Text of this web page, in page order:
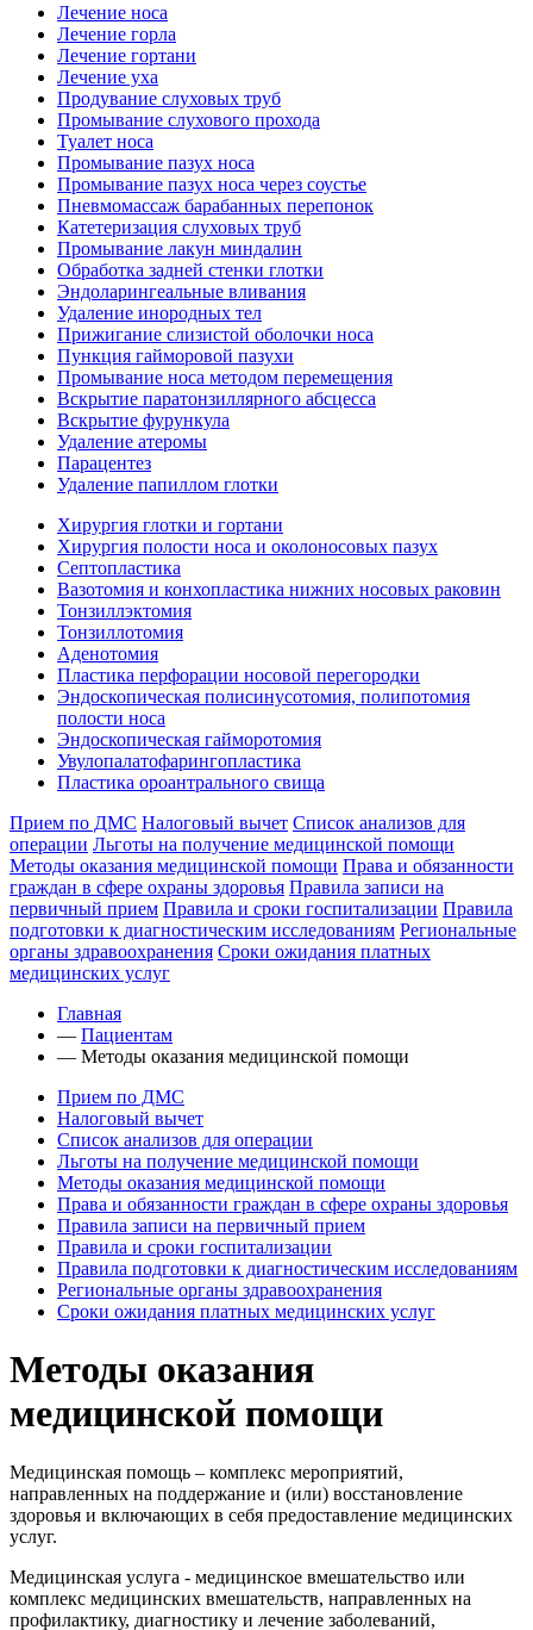
Лечение носа
Лечение горла
Лечение гортани
Лечение уха
Продувание слуховых труб
Промывание слухового прохода
Туалет носа
Промывание пазух носа
Промывание пазух носа через соустье
Пневмомассаж барабанных перепонок
Катетеризация слуховых труб
Промывание лакун миндалин
Обработка задней стенки глотки
Эндоларингеальные вливания
Удаление инородных тел
Прижигание слизистой оболочки носа
Пункция гайморовой пазухи
Промывание носа методом перемещения
Вскрытие паратонзиллярного абсцесса
Вскрытие фурункула
Удаление атеромы
Парацентез
Удаление папиллом глотки
Хирургия глотки и гортани
Хирургия полости носа и околоносовых пазух
Септопластика
Вазотомия и конхопластика нижних носовых раковин
Тонзиллэктомия
Тонзиллотомия
Аденотомия
Пластика перфорации носовой перегородки
Эндоскопическая полисинусотомия, полипотомия
полости носа
Эндоскопическая гайморотомия
Увулопалатофарингопластика
Пластика ороантрального свища
Прием по ДМС Налоговый вычет Список анализов для
операции Льготы на получение медицинской помощи
Методы оказания медицинской помощи Права и обязанности
граждан в сфере охраны здоровья Правила записи на
первичный прием Правила и сроки госпитализации Правила
подготовки к диагностическим исследованиям Региональные
органы здравоохранения Сроки ожидания платных
медицинских услуг
Главная
— Пациентам
— Методы оказания медицинской помощи
Прием по ДМС
Налоговый вычет
Список анализов для операции
Льготы на получение медицинской помощи
Методы оказания медицинской помощи
Права и обязанности граждан в сфере охраны здоровья
Правила записи на первичный прием
Правила и сроки госпитализации
Правила подготовки к диагностическим исследованиям
Региональные органы здравоохранения
Сроки ожидания платных медицинских услуг
Методы оказания
медицинской помощи
Медицинская помощь – комплекс мероприятий,
направленных на поддержание и (или) восстановление
здоровья и включающих в себя предоставление медицинских
услуг.
Медицинская услуга - медицинское вмешательство или
комплекс медицинских вмешательств, направленных на
профилактику, диагностику и лечение заболеваний,